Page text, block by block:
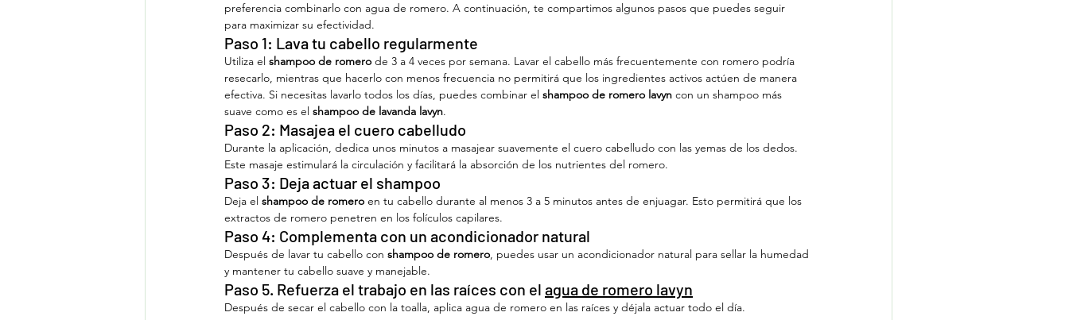
preferencia combinarlo con agua de romero. A continuación, te compartimos algunos pasos que puedes seguir
para maximizar su efectividad.
Paso 1: Lava tu cabello regularmente
Utiliza el shampoo de romero de 3 a 4 veces por semana. Lavar el cabello más frecuentemente con romero podría
resecarlo, mientras que hacerlo con menos frecuencia no permitirá que los ingredientes activos actúen de manera
efectiva. Si necesitas lavarlo todos los días, puedes combinar el shampoo de romero lavyn con un shampoo más
suave como es el shampoo de lavanda lavyn.
Paso 2: Masajea el cuero cabelludo
Durante la aplicación, dedica unos minutos a masajear suavemente el cuero cabelludo con las yemas de los dedos.
Este masaje estimulará la circulación y facilitará la absorción de los nutrientes del romero.
Paso 3: Deja actuar el shampoo
Deja el shampoo de romero en tu cabello durante al menos 3 a 5 minutos antes de enjuagar. Esto permitirá que los
extractos de romero penetren en los folículos capilares.
Paso 4: Complementa con un acondicionador natural
Después de lavar tu cabello con shampoo de romero, puedes usar un acondicionador natural para sellar la humedad
y mantener tu cabello suave y manejable.
Paso 5. Refuerza el trabajo en las raíces con el agua de romero lavyn
Después de secar el cabello con la toalla, aplica agua de romero en las raíces y déjala actuar todo el día.